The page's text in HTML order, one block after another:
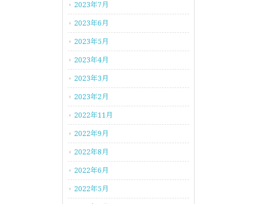
2023年7月
2023年6月
2023年5月
2023年4月
2023年3月
2023年2月
2022年11月
2022年9月
2022年8月
2022年6月
2022年5月